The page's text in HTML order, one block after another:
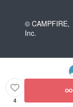
© CAMPFIRE,
Inc.
4